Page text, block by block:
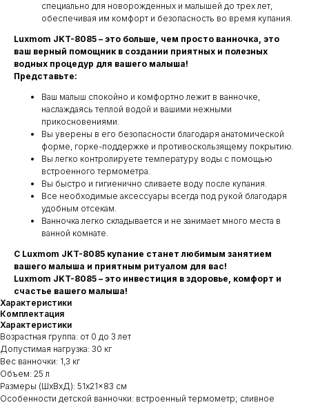
специально для новорожденных и малышей до трех лет,
обеспечивая им комфорт и безопасность во время купания.
Luxmom JKT-8085 – это больше, чем просто ванночка, это
ваш верный помощник в создании приятных и полезных
водных процедур для вашего малыша!
Представьте:
Ваш малыш спокойно и комфортно лежит в ванночке,
наслаждаясь теплой водой и вашими нежными
прикосновениями.
Вы уверены в его безопасности благодаря анатомической
форме, горке-поддержке и противоскользящему покрытию.
Вы легко контролируете температуру воды с помощью
встроенного термометра.
Вы быстро и гигиенично сливаете воду после купания.
Все необходимые аксессуары всегда под рукой благодаря
удобным отсекам.
Ванночка легко складывается и не занимает много места в
ванной комнате.
С Luxmom JKT-8085 купание станет любимым занятием
вашего малыша и приятным ритуалом для вас!
Luxmom JKT-8085 – это инвестиция в здоровье, комфорт и
счастье вашего малыша!
Характеристики
Комплектация
Характеристики
Возрастная группа: от 0 до 3 лет
Допустимая нагрузка: 30 кг
Вес ванночки: 1,3 кг
Объем: 25 л
Размеры (ШxВxД): 51x21x83 см
Особенности детской ванночки: встроенный термометр; сливное